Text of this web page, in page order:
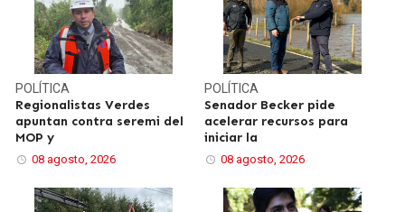
POLÍTICA
Regionalistas Verdes
apuntan contra seremi del
MOP y
08 agosto, 2026
POLÍTICA
Senador Becker pide
acelerar recursos para
iniciar la
08 agosto, 2026